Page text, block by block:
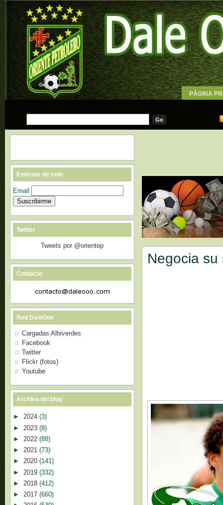
PÁGINA
Negocia su
Entérate de todo
Email
Twitter
Tweets por @orientep
Contacto
Red DaleOoo
Cargadas Albiverdes
Facebook
Twitter
Flickr (fotos)
Youtube
Archivo del blog
► 2024 (3)
► 2023 (8)
► 2022 (88)
► 2021 (73)
► 2020 (141)
► 2019 (332)
► 2018 (412)
► 2017 (660)